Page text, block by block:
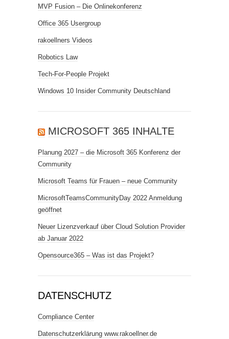
MVP Fusion – Die Onlinekonferenz
Office 365 Usergroup
rakoellners Videos
Robotics Law
Tech-For-People Projekt
Windows 10 Insider Community Deutschland
MICROSOFT 365 INHALTE
Planung 2027 – die Microsoft 365 Konferenz der
Community
Microsoft Teams für Frauen – neue Community
MicrosoftTeamsCommunityDay 2022 Anmeldung
geöffnet
Neuer Lizenzverkauf über Cloud Solution Provider
ab Januar 2022
Opensource365 – Was ist das Projekt?
DATENSCHUTZ
Compliance Center
Datenschutzerklärung www.rakoellner.de